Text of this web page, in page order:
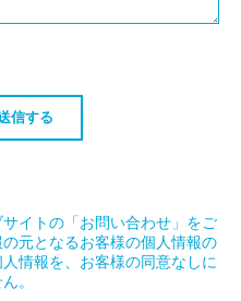
イトの「お問い合わせ」をご
元となるお客様の個人情報の
情報を、お客様の同意なしに
。